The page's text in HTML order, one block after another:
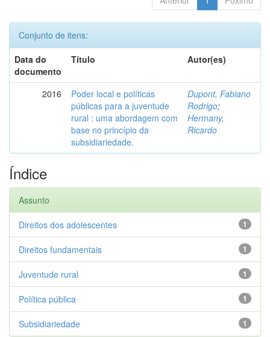
Conjunto de itens:
Data do
documento
Título Autor(es)
2016
Poder local e políticas
públicas para a juventude
rural : uma abordagem com
base no princípio da
subsidiariedade.
Dupont, Fabiano
Rodrigo;
Hermany,
Ricardo
Índice
Assunto
1
Direitos dos adolescentes
1
Direitos fundamentais
1
Juventude rural
1
Política pública
1
Subsidiariedade